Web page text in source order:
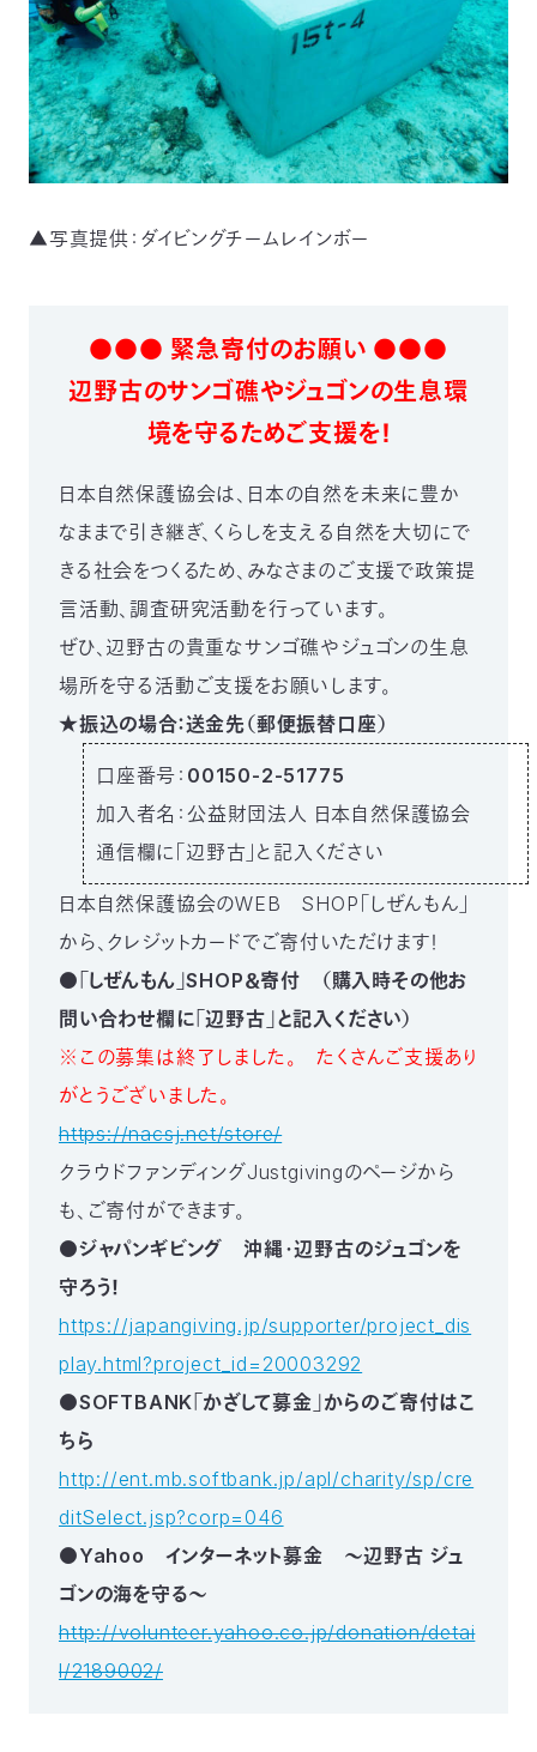
▲写真提供：ダイビングチームレインボー
●●● 緊急寄付のお願い ●●●
辺野古のサンゴ礁やジュゴンの生息環
境を守るためご支援を！
日本自然保護協会は、日本の自然を未来に豊か
なままで引き継ぎ、くらしを支える自然を大切にで
きる社会をつくるため、みなさまのご支援で政策提
言活動、調査研究活動を行っています。
ぜひ、辺野古の貴重なサンゴ礁やジュゴンの生息
場所を守る活動ご支援をお願いします。
★振込の場合：送金先（郵便振替口座）
口座番号：00150-2-51775
加入者名：公益財団法人 日本自然保護協会
通信欄に「辺野古」と記入ください
日本自然保護協会のWEB SHOP「しぜんもん」
から、クレジットカードでご寄付いただけます！
●「しぜんもん」SHOP＆寄付 （購入時その他お
問い合わせ欄に「辺野古」と記入ください）
※この募集は終了しました。 たくさんご支援あり
がとうございました。
https://nacsj.net/store/
クラウドファンディングJustgivingのページから
も、ご寄付ができます。
●ジャパンギビング 沖縄・辺野古のジュゴンを
守ろう！
https://japangiving.jp/supporter/project_dis
play.html?project_id=20003292
●SOFTBANK「かざして募金」からのご寄付はこ
ちら
http://ent.mb.softbank.jp/apl/charity/sp/cre
ditSelect.jsp?corp=046
●Yahoo インターネット募金 ～辺野古 ジュ
ゴンの海を守る～
http://volunteer.yahoo.co.jp/donation/detai
l/2189002/